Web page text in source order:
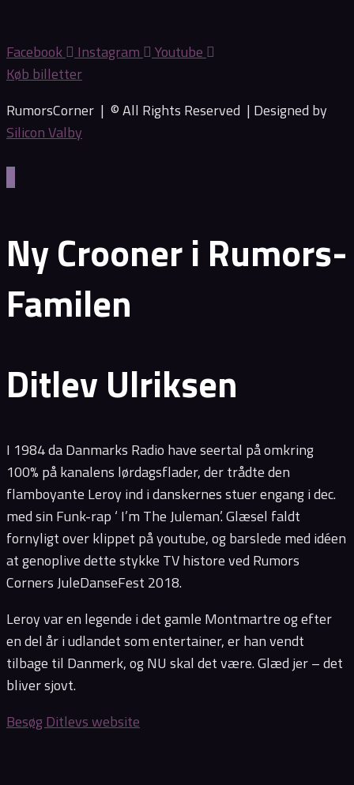
Facebook Instagram
Youtube
Køb billetter
RumorsCorner | © All Rights Reserved | Designed by
Silicon Valby
Ny Crooner i Rumors-
Familen
Ditlev Ulriksen
I 1984 da Danmarks Radio have seertal på omkring
100% på kanalens lørdagsflader, der trådte den
flamboyante Leroy ind i danskernes stuer engang i dec.
med sin Funk-rap ‘ I’m The Juleman’. Glæsel faldt
fornyligt over klippet på youtube, og barslede med idéen
at genoplive dette stykke TV histore ved Rumors
Corners JuleDanseFest 2018.
Leroy var en legende i det gamle Montmartre og efter
en del år i udlandet som entertainer, er han vendt
tilbage til Danmerk, og NU skal det være. Glæd jer – det
bliver sjovt.
Besøg Ditlevs website